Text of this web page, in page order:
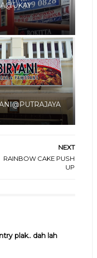
NEXT
RAINBOW CAKE PUSH
UP
plak.. dah lah